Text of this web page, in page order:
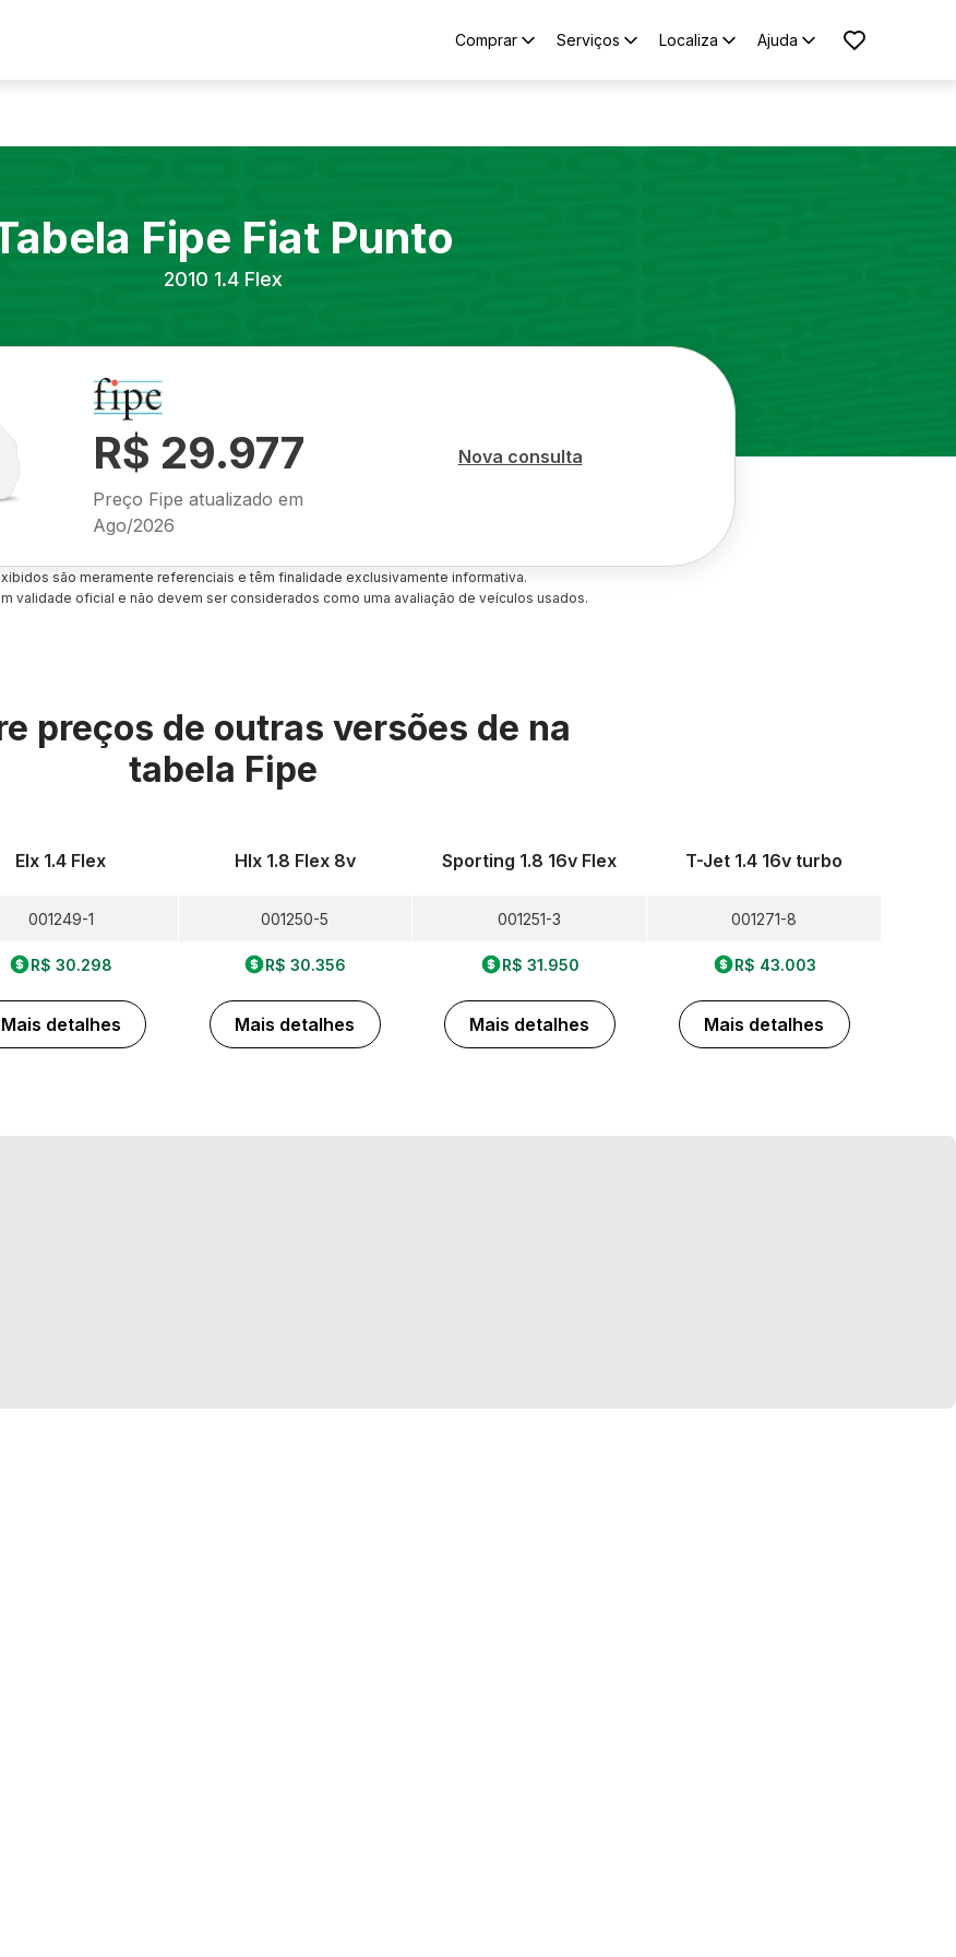
Comprar Serviços Localiza Ajuda
Fipe Fiat Punto
2010 1.4 Flex
R$ 29.977
Preço Fipe atualizado em
Ago/2026
Nova consulta
são meramente referenciais e têm finalidade exclusivamente informativa.
validade oficial e não devem ser considerados como uma avaliação de veículos usados.
preços de outras versões de na
tabela Fipe
Elx 1.4 Flex
001249-1
R$ 30.298
Mais detalhes
Hlx 1.8 Flex 8v
001250-5
R$ 30.356
Mais detalhes
Sporting 1.8 16v Flex
001251-3
R$ 31.950
Mais detalhes
T-Jet 1.4 16v turbo
001271-8
R$ 43.003
Mais detalhes